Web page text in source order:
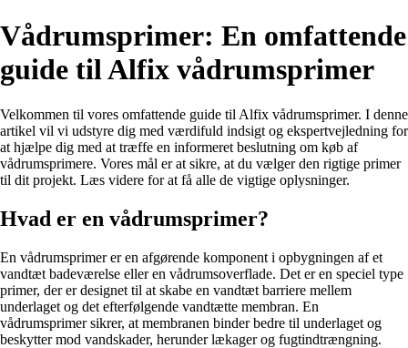
Vådrumsprimer: En omfattende
guide til Alfix vådrumsprimer
Velkommen til vores omfattende guide til Alfix vådrumsprimer. I denne
artikel vil vi udstyre dig med værdifuld indsigt og ekspertvejledning for
at hjælpe dig med at træffe en informeret beslutning om køb af
vådrumsprimere. Vores mål er at sikre, at du vælger den rigtige primer
til dit projekt. Læs videre for at få alle de vigtige oplysninger.
Hvad er en vådrumsprimer?
En vådrumsprimer er en afgørende komponent i opbygningen af et
vandtæt badeværelse eller en vådrumsoverflade. Det er en speciel type
primer, der er designet til at skabe en vandtæt barriere mellem
underlaget og det efterfølgende vandtætte membran. En
vådrumsprimer sikrer, at membranen binder bedre til underlaget og
beskytter mod vandskader, herunder lækager og fugtindtrængning.